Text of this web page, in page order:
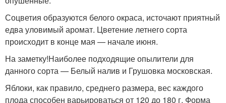
Соцветия образуются белого окраса, источают приятный
едва уловимый аромат. Цветение летнего сорта
происходит в конце мая — начале июня.
На заметку!Наиболее подходящие опылители для
данного сорта — Белый налив и Грушовка московская.
Яблоки, как правило, среднего размера, вес каждого
плода способен варьироваться от 120 до 180 г. Форма